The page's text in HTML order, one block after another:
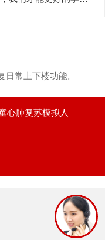
日常上下楼功能。
心肺复苏模拟人